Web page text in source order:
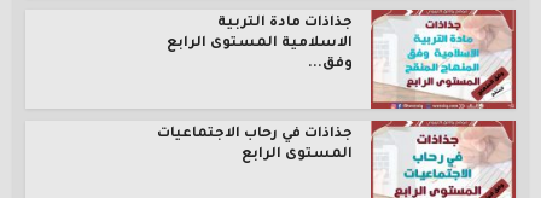
جذاذات مادة التربية
الاسلامية المستوى الرابع
وفق...
جذاذات في رحاب الاجتماعيات
المستوى الرابع